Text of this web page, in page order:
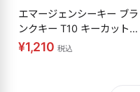
エマージェンシーキー ブラ
ンクキー T10 キーカット無
料
¥1,210 税込